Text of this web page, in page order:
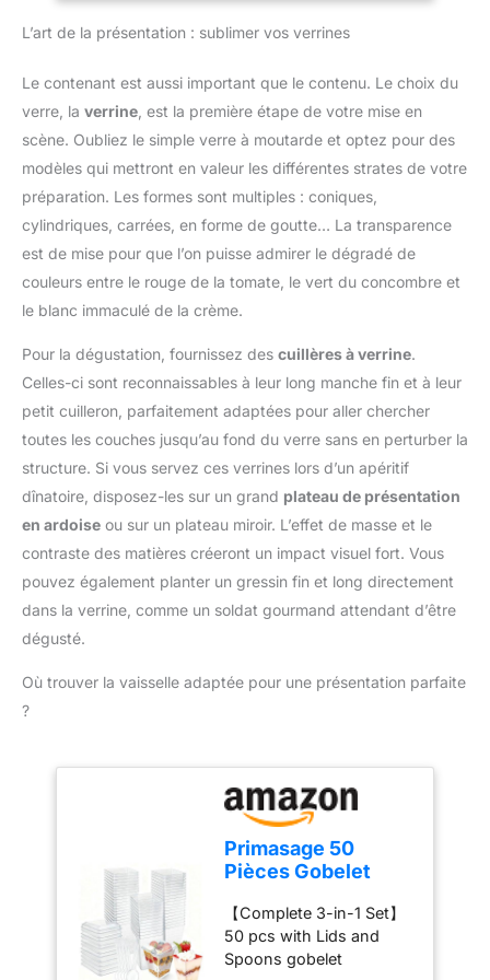
à faire de la
pâtisserie,accompagnez
de nombreuses
friandises et soyez
parfait pour Pâques,
Noël, les fêtes de famille,
etc. 🥝Conseils de
chaleur:Veillez à ne pas
couper trop de la poche
à douille, sinon
l'ouverture de la poche à
douille ne peut pas serrer
l'ouverture de la poche à
alimentaires ne doivent
pas dépasser les trois
ingrédients et types de
préparation plus efficace
et flexible Préparation
rapide et efficace –
Tranchez directement
découper ou une
assiette, ou placez la
mandoline au-dessus
d'un bol.. Fruits et
légumes sont coupés en
quelques secondes :
courgettes, tomates et
bien plus encore.
Réduisez le temps de
préparation et facilitez la
cuisine au quotidien
nettoyage facile – Son
design ergonomique
offre une prise en main
confortable et une
utilisation simple, tout en
facilitant le nettoyage et
de placer le bouton sur la
sa structure robuste et à
son format compact,
cette mandoline de
cuisine est conçue pour
facilement dans un tiroir
ou un placard, aidant à
garder une cuisine
fraîcheur (adapté aux
verrouillage inclus), 1
porte-couteau, 1 poignée
de sécurité, 1 panier
d'égouttage (avec fente
pour les lames), 1
couvercle presseur, 7
lames tranchantes en
brosse de nettoyage
Matériau de Qualité
Alimentaire - Le coupe
fabriqué en PP de qualité
alimentaire et 420J2,
sans BPA, ce qui permet
de conserver des
ingrédients sains,
nutritifs et sûrs. Avec ce
coupe-légumes à
mandoline, vous pouvez
dîners sains, délicieux et
créatifs pour votre
famille. Utilisation
trancher, découper,
aussi pour préparer des
compléments
alimentaires pour bébés ;
le panier d'égouttage
filtre l'excès d'eau ; le
récipient et le couvercle
fraîcheur peuvent être
utilisés au four à micro-
ondes. Adapté au Micro-
L’art de la présentation : sublimer vos verrines
Le contenant est aussi important que le contenu. Le choix du
verre, la verrine , est la première étape de votre mise en
scène. Oubliez le simple verre à moutarde et optez pour des
modèles qui mettront en valeur les différentes strates de votre
préparation. Les formes sont multiples : coniques,
cylindriques, carrées, en forme de goutte… La transparence
est de mise pour que l’on puisse admirer le dégradé de
couleurs entre le rouge de la tomate, le vert du concombre et
le blanc immaculé de la crème.
Pour la dégustation, fournissez des cuillères à verrine.
Celles-ci sont reconnaissables à leur long manche fin et à leur
petit cuilleron, parfaitement adaptées pour aller chercher
toutes les couches jusqu’au fond du verre sans en perturber la
structure. Si vous servez ces verrines lors d’un apéritif
dînatoire, disposez-les sur un grand plateau de présentation
en ardoise ou sur un plateau miroir. L’effet de masse et le
contraste des matières créeront un impact visuel fort. Vous
pouvez également planter un gressin fin et long directement
dans la verrine, comme un soldat gourmand attendant d’être
dégusté.
Où trouver la vaisselle adaptée pour une présentation parfaite
?
Primasage 50
Pièces Gobelet
Couvercle, Verrine
Plastique
Réutilisable 160ml,
【Complete 3-in-1 Set】
50 pcs with Lids and
Spoons gobelet